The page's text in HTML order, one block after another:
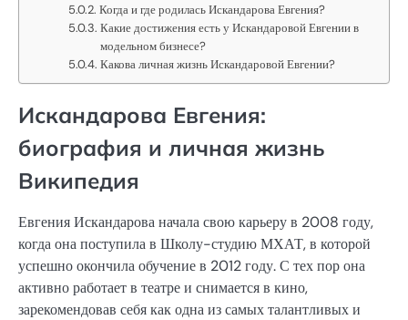
Когда и где родилась Искандарова Евгения?
Какие достижения есть у Искандаровой Евгении в
модельном бизнесе?
Какова личная жизнь Искандаровой Евгении?
Искандарова Евгения:
биография и личная жизнь
Википедия
Евгения Искандарова начала свою карьеру в 2008 году,
когда она поступила в Школу-студию МХАТ, в которой
успешно окончила обучение в 2012 году. С тех пор она
активно работает в театре и снимается в кино,
зарекомендовав себя как одна из самых талантливых и